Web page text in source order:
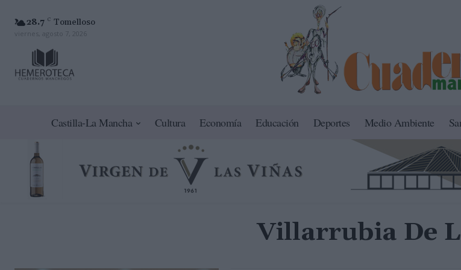
28.7 C Tomelloso
viernes, agosto 7, 2026
Castilla-La Mancha Cultura Economía Educación Deportes Medio Ambiente
Villarrubia De